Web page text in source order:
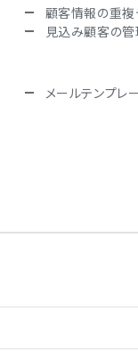
顧客情報の重
見込み顧客の
メールテンプレ